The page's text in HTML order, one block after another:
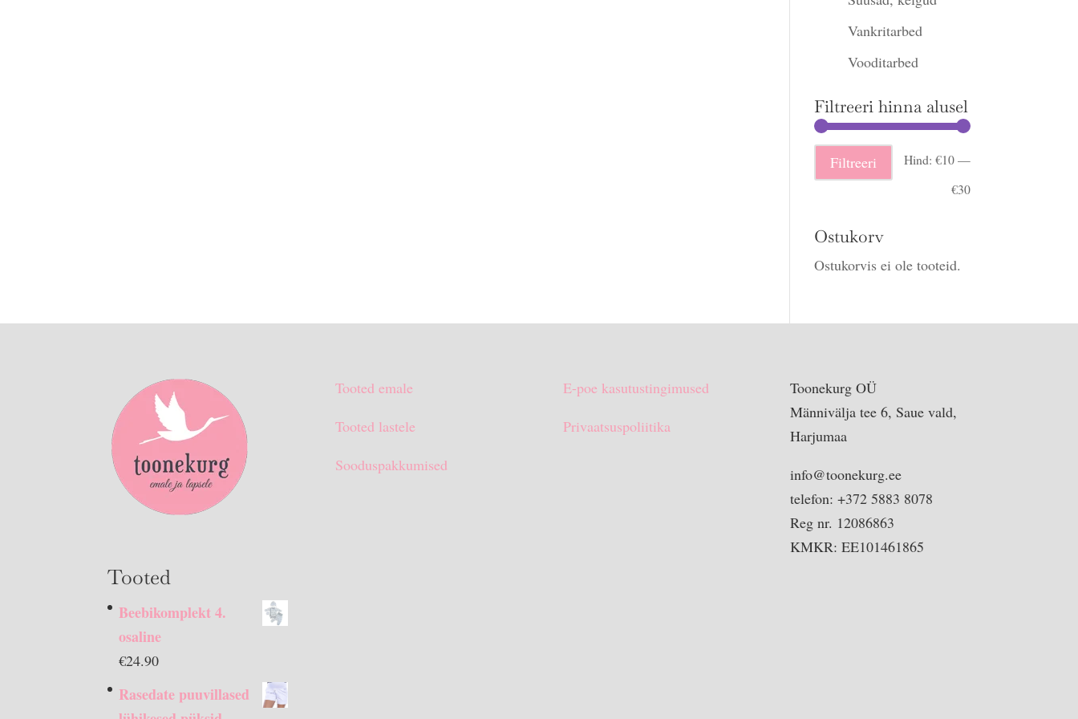
Vankritarbed
Vooditarbed
Filtreeri hinna alusel
Minimaalne
hind
Maksimaalne
hind
Filtreeri Hind: €10—
€30
Ostukorv
Ostukorvis ei ole tooteid.
Tooted
Beebikomplekt 4.
osaline
€24.90
Rasedate puuvillased
Tooted emale
Tooted lastele
Sooduspakkumised
E-poe kasutustingimused
Privaatsuspoliitika
Toonekurg OÜ
Männivälja tee 6, Saue vald,
Harjumaa
info@toonekurg.ee
telefon: +372 5883 8078
Reg nr. 12086863
KMKR: EE101461865